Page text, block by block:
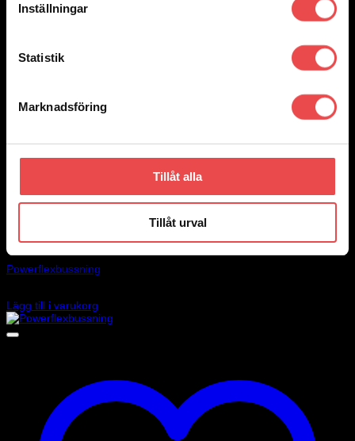
Inställningar
Statistik
Marknadsföring
Tillåt alla
Tillåt urval
Art.nr: PF34-803-19
Powerflexbussning
Lägg till i varukorg